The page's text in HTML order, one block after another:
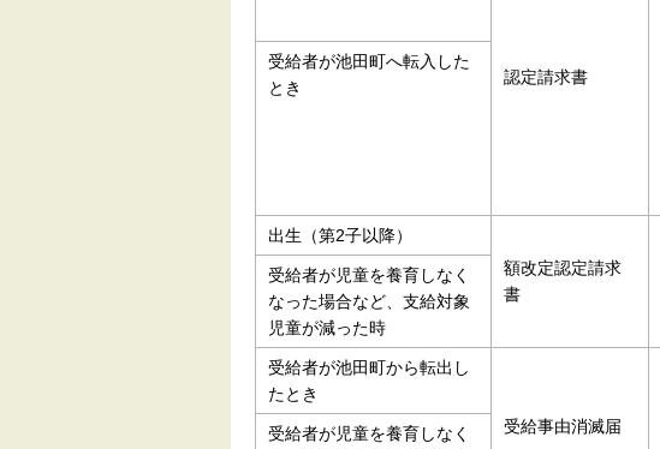
認定請求書
受給者が池田町へ転入した
とき
出生（第2子以降）
額改定認定請求
書
受給者が児童を養育しなく
なった場合など、支給対象
児童が減った時
受給者が池田町から転出し
たとき
受給事由消滅届
受給者が児童を養育しなく